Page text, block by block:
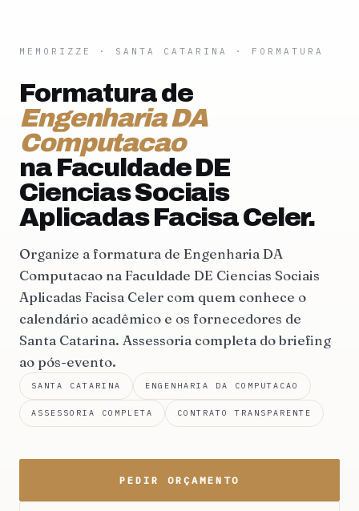
MEMORIZZE · SANTA CATARINA · FORMATURA
Formatura de
Engenharia DA
Computacao
na Faculdade DE
Ciencias Sociais
Aplicadas Facisa Celer.
Organize a formatura de Engenharia DA
Computacao na Faculdade DE Ciencias Sociais
Aplicadas Facisa Celer com quem conhece o
calendário acadêmico e os fornecedores de
Santa Catarina. Assessoria completa do briefing
ao pós-evento.
SANTA CATARINA ENGENHARIA DA COMPUTACAO
ASSESSORIA COMPLETA CONTRATO TRANSPARENTE
PEDIR ORÇAMENTO